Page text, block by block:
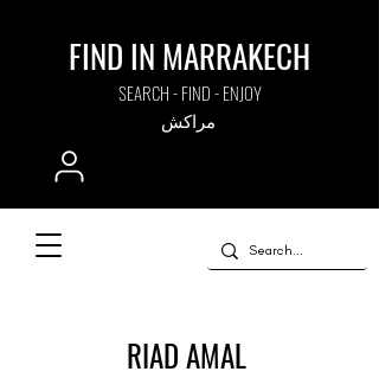
FIND IN MARRAKECH
SEARCH - FIND - ENJOY
مراكش
RIAD AMAL